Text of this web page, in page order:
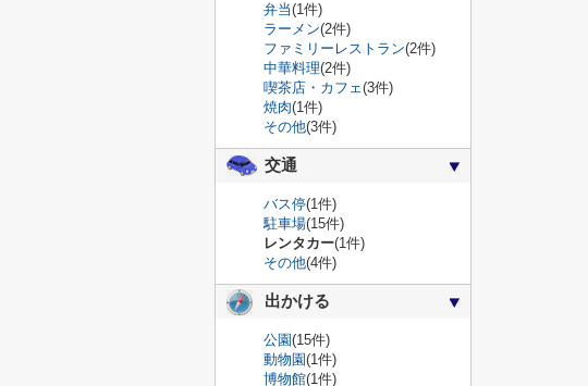
弁当(1件)
ラーメン(2件)
ファミリーレストラン(2件)
中華料理(2件)
喫茶店・カフェ(3件)
焼肉(1件)
その他(3件)
交通
バス停(1件)
駐車場(15件)
レンタカー(1件)
その他(4件)
出かける
公園(15件)
動物園(1件)
博物館(1件)